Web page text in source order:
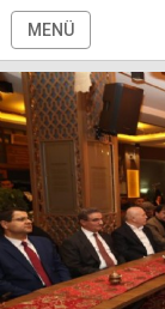
MENÜ